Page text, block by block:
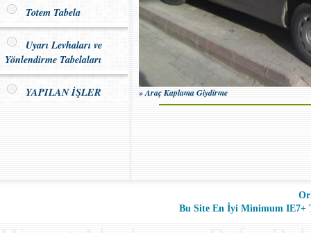
Totem Tabela
Uyarı Levhaları ve
Yönlendirme Tabelaları
YAPILAN İŞLER » Araç Kaplama Giydirme
Bu Site En İyi Minimum IE7+